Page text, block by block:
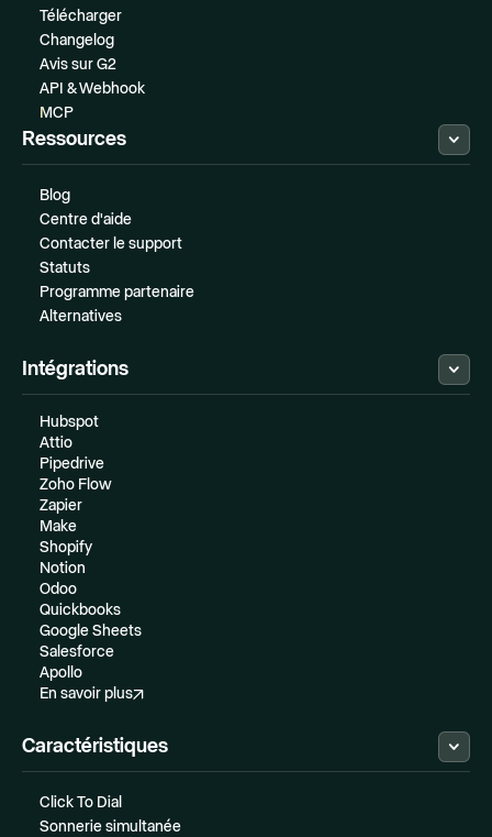
Télécharger
Changelog
Avis sur G2
API & Webhook
MCP
Ressources
Blog
Centre d'aide
Contacter le support
Statuts
Programme partenaire
Alternatives
Intégrations
Hubspot
Attio
Pipedrive
Zoho Flow
Zapier
Make
Shopify
Notion
Odoo
Quickbooks
Google Sheets
Salesforce
Apollo
En savoir plus
Caractéristiques
Click To Dial
Sonnerie simultanée